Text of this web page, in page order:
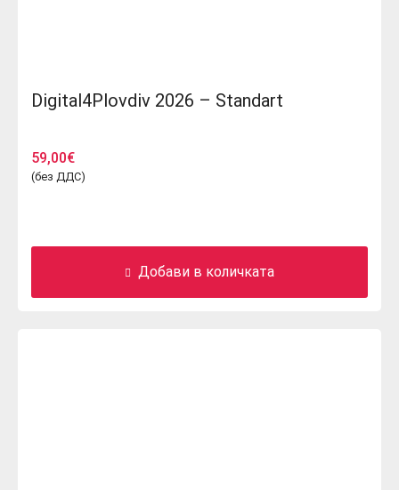
Digital4Plovdiv 2026 – Standart
59,00€
(без ДДС)
Добави в количката